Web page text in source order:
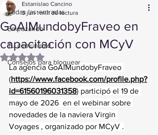
Todas las entradas
Empezando
Tu comunidad
Consejos para bloguear
GoAlMundobyFraveo en
capacitación con MCyV
Estanislao Cancino
3 jun 1 min de lectura
Obtuvo NaN de 5 estrellas.
La agencia GoAlMundobyFraveo
(https://www.facebook.com/profile.php?
id=61560196031358) participó el 19 de
mayo de 2026  en el webinar sobre
novedades de la naviera Virgin
Voyages , organizado por MCyV .